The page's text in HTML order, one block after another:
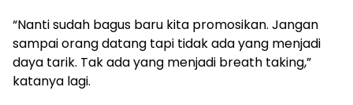
“Nanti sudah bagus baru kita promosikan. Jangan
sampai orang datang tapi tidak ada yang menjadi
daya tarik. Tak ada yang menjadi breath taking,”
katanya lagi.